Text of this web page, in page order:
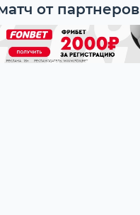
от партнеров